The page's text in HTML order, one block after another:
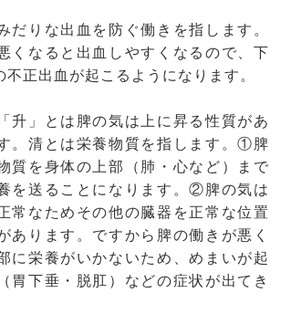
りな出血を防ぐ働きを指します。
くなると出血しやすくなるので、下
不正出血が起こるようになります。
升」とは脾の気は上に昇る性質があ
。清とは栄養物質を指します。①脾
質を身体の上部（肺・心など）まで
を送ることになります。②脾の気は
常なためその他の臓器を正常な位置
あります。ですから脾の働きが悪く
に栄養がいかないため、めまいが起
胃下垂・脱肛）などの症状が出てき